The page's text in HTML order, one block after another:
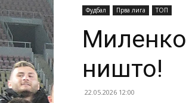
Фудбал Прва лига ТОП
ништо!
22.05.2026 12:00